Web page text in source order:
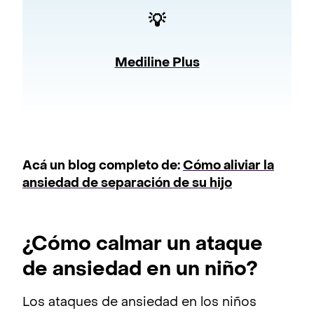
💡
Mediline Plus
Acá un blog completo de: Cómo aliviar la
ansiedad de separación de su hijo
¿Cómo calmar un ataque
de ansiedad en un niño?
Los ataques de ansiedad en los niños